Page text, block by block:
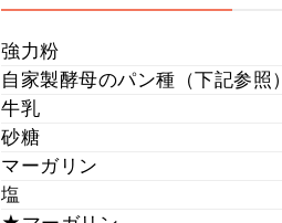
強力粉
自家製酵母のパン種（下記参照）
牛乳
砂糖
マーガリン
塩